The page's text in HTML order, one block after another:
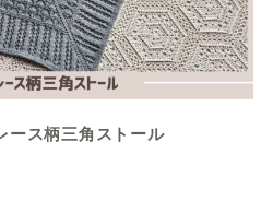
ース柄三角ストール